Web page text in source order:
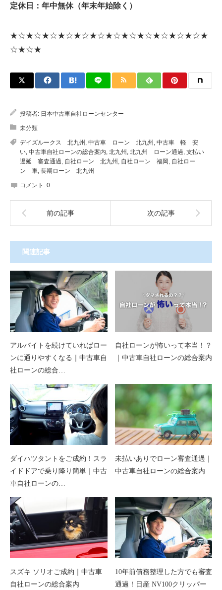
定休日：年中無休（年末年始除く）
★☆★☆★☆★☆★☆★☆★☆★☆★☆★☆★☆★☆★
☆★☆★
投稿者: 日本中古車自社ローンセンター
未分類
デイズルークス 北九州 , 中古車 ローン 北九州 , 中古車 軽 安
い, 中古車自社ローンの総合案内, 北九州 , 北九州 ローン通過, 支払い
遅延 審査通過, 自社ローン 北九州 , 自社ローン 福岡 , 自社ロー
ン 車, 長期ローン 北九州
コメント: 0
前の記事 次の記事
関連記事
アルバイトを続けていればロー
ンに通りやすくなる｜中古車自
社ローンの総合…
自社ローンが怖いって本当！？
｜中古車自社ローンの総合案内
ダイハツタントをご成約！スラ
イドドアで乗り降り簡単｜中古
車自社ローンの…
未払いありでローン審査通過｜
中古車自社ローンの総合案内
スズキ ソリオご成約｜中古車
自社ローンの総合案内
10年前債務整理した方でも審査
通過！日産 NV100クリッパー